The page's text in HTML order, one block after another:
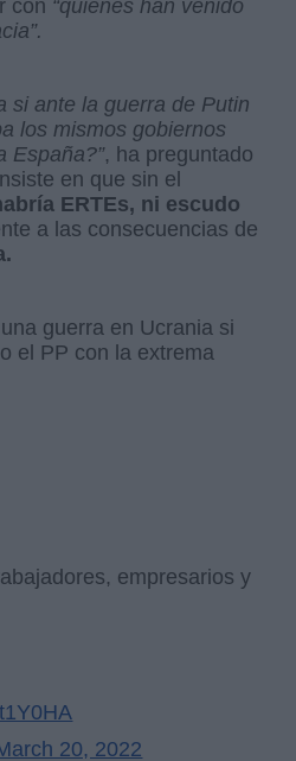
con “quienes han venido
si ante la guerra de Putin
los mismos gobiernos
España?”, ha preguntado
en que sin el
ERTEs, ni escudo
a las consecuencias de
guerra en Ucrania si
el PP con la extrema
empresarios y
20, 2022